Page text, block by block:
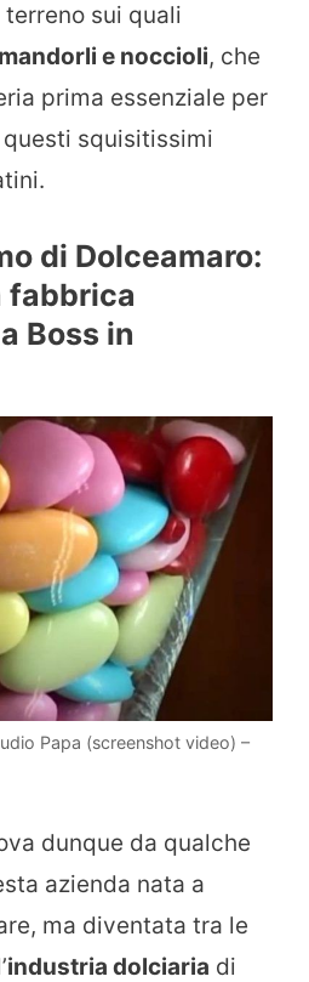
sui quali
mandorli e noccioli, che
prima essenziale per
squisitissimi
di Dolceamaro:
fabbrica
Boss in
Papa (screenshot video) –
dunque da qualche
azienda nata a
ma diventata tra le
industria dolciaria di